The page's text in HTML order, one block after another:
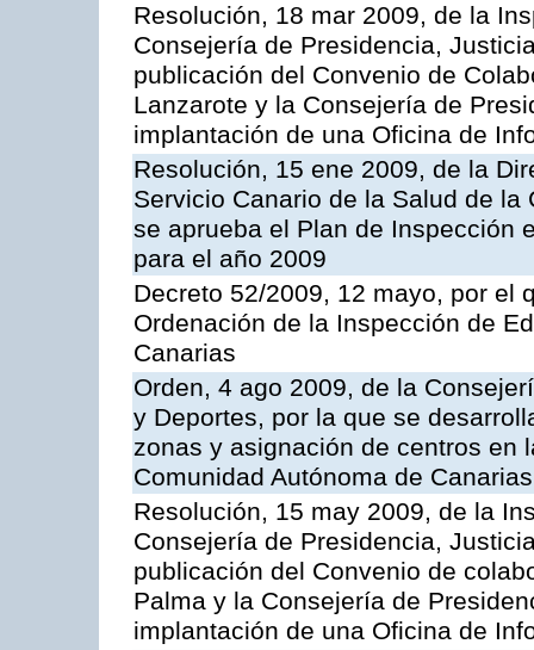
Resolución, 18 mar 2009, de la
Consejería de Presidencia,
publicación del Convenio de
Lanzarote y la Consejería de
implantación de una Oficina de
Resolución, 15 ene 2009, de la
Servicio Canario de la Salud de
se aprueba el Plan de Inspección
para el año 2009
Decreto 52/2009, 12 mayo, por el
Ordenación de la Inspección de
Canarias
Orden, 4 ago 2009, de la
y Deportes, por la que se
zonas y asignación de centros en
Comunidad Autónoma de Canarias
Resolución, 15 may 2009, de la
Consejería de Presidencia,
publicación del Convenio de
Palma y la Consejería de
implantación de una Oficina de